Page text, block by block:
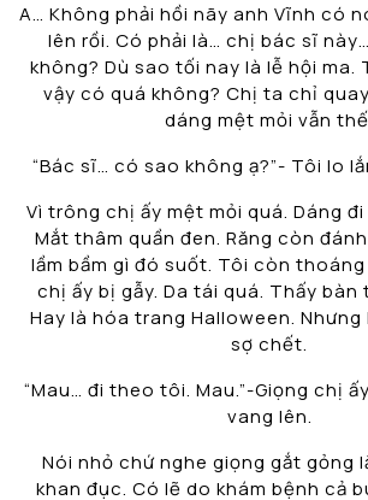
A… Không phải hồi nãy anh Vĩnh có
lên rồi. Có phải là… chị bác sĩ
không? Dù sao tối nay là lễ hội ma.
vậy có quá không? Chị ta chỉ
dáng mệt mỏi vẫn
“Bác sĩ… có sao không ạ?”- Tôi lo
Vì trông chị ấy mệt mỏi quá. Dáng
Mắt thâm quần đen. Răng còn
lầm bầm gì đó suốt. Tôi còn
chị ấy bị gẫy. Da tái quá. Thấy
Hay là hóa trang Halloween.
sợ chết.
“Mau… đi theo tôi. Mau.”-Giọng chị
vang lên.
Nói nhỏ chứ nghe giọng gắt gỏng
khan đục. Có lẽ do khám bệnh cả